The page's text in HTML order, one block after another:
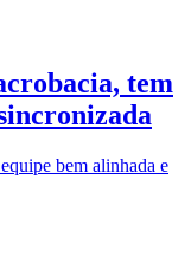
tem
bem alinhada e